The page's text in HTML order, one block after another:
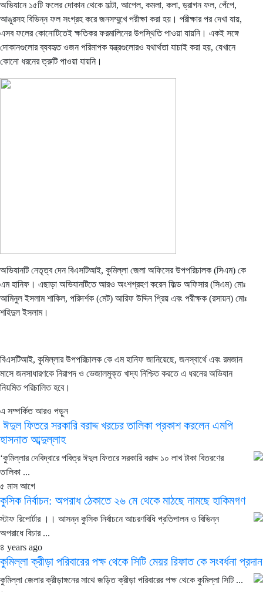
অভিযানে ১৫টি ফলের দোকান থেকে মাল্টা, আপেল, কমলা, কলা, ড্রাগন ফল, পেঁপে,
আঙুরসহ বিভিন্ন ফল সংগ্রহ করে জনসম্মুখে পরীক্ষা করা হয়। পরীক্ষার পর দেখা যায়,
এসব ফলের কোনোটিতেই ক্ষতিকর ফরমালিনের উপস্থিতি পাওয়া যায়নি। একই সঙ্গে
দোকানগুলোর ব্যবহৃত ওজন পরিমাপক যন্ত্রগুলোরও যথার্থতা যাচাই করা হয়, যেখানে
কোনো ধরনের ত্রুটি পাওয়া যায়নি।
অভিযানটি নেতৃত্ব দেন বিএসটিআই, কুমিল্লা জেলা অফিসের উপপরিচালক (সিএম) কে
এম হানিফ। এছাড়া অভিযানটিতে আরও অংশগ্রহণ করেন ফিল্ড অফিসার (সিএম) মোঃ
আমিনুল ইসলাম শাকিল, পরিদর্শক (মেট) আরিফ উদ্দিন প্রিয় এবং পরীক্ষক (রসায়ন) মোঃ
শহিদুল ইসলাম।
বিএসটিআই, কুমিল্লার উপপরিচালক কে এম হানিফ জানিয়েছে, জনস্বার্থে এবং রমজান
মাসে জনসাধারণকে নিরাপদ ও ভেজালমুক্ত খাদ্য নিশ্চিত করতে এ ধরনের অভিযান
নিয়মিত পরিচালিত হবে।
এ সম্পর্কিত আরও পড়ুন
ঈদুল ফিতরে সরকারি বরাদ্দ খরচের তালিকা প্রকাশ করলেন এমপি
হাসনাত আব্দুল্লাহ
‘কুমিল্লার দেবিদ্বারে পবিত্র ঈদুল ফিতরে সরকারি বরাদ্দ ১০ লাখ টাকা বিতরণের
তালিকা ...
৫ মাস আগে
কুসিক নির্বাচন: অপরাধ ঠেকাতে ২৬ মে থেকে মাঠছে নামছে হাকিমগণ
স্টাফ রিপোর্টার ।। আসন্ন কুসিক নির্বাচনে আচরণবিধি প্রতিপালন ও বিভিন্ন
অপরাধে বিচার ...
৪ years ago
কুমিল্লা ক্রীড়া পরিবারের পক্ষ থেকে সিটি মেয়র রিফাত কে সংবর্ধনা প্রদান
কুমিল্লা জেলার ক্রীড়াঙ্গনের সাথে জড়িত ক্রীড়া পরিবারের পক্ষ থেকে কুমিল্লা সিটি ...